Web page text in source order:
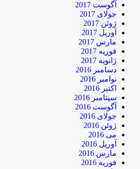
آگوست 2017
جولای 2017
ژوئن 2017
آوریل 2017
مارس 2017
فوریه 2017
ژانویه 2017
دسامبر 2016
نوامبر 2016
اکتبر 2016
سپتامبر 2016
آگوست 2016
جولای 2016
ژوئن 2016
می 2016
آوریل 2016
مارس 2016
فوریه 2016